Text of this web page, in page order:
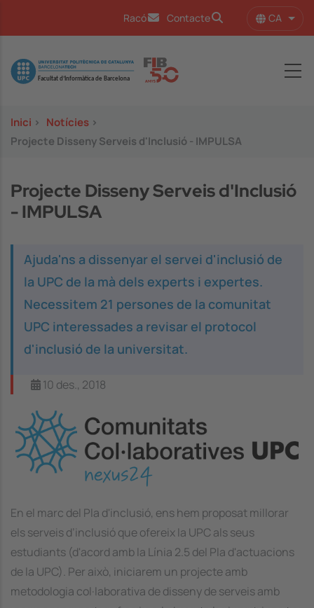
Racó Contacte CA
Image
Inici > Notícies >
Projecte Disseny Serveis d'Inclusió - IMPULSA
Projecte Disseny Serveis d'Inclusió
- IMPULSA
Ajuda'ns a dissenyar el servei d'inclusió de
la UPC de la mà dels experts i expertes.
Necessitem 21 persones de la comunitat
UPC interessades a revisar el protocol
d'inclusió de la universitat.
10 des., 2018
Image
En el marc del Pla d'inclusió, ens hem proposat millorar
els serveis d’inclusió que ofereix la UPC als seus
estudiants (d'acord amb la Línia 2.5 del Pla d'actuacions
de la UPC). Per això, iniciarem un projecte amb
metodologia col·laborativa de disseny de serveis amb